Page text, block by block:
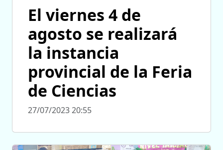
El viernes 4 de
agosto se realizará
la instancia
provincial de la Feria
de Ciencias
27/07/2023 20:55